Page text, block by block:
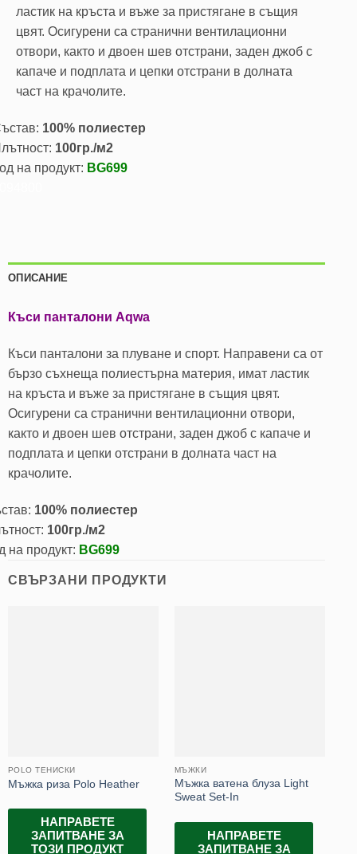
ластик на кръста и въже за пристягане в същия
цвят. Осигурени са странични вентилационни
отвори, както и двоен шев отстрани, заден джоб с
капаче и подплата и цепки отстрани в долната
част на крачолите.
100% полиестер
100гр./м2
на продукт: BG699
ОПИСАНИЕ
Къси панталони Aqwa
Къси панталони за плуване и спорт. Направени са от
бързо съхнеща полиестърна материя, имат ластик
на кръста и въже за пристягане в същия цвят.
Осигурени са странични вентилационни отвори,
както и двоен шев отстрани, заден джоб с капаче и
подплата и цепки отстрани в долната част на
крачолите.
100% полиестер
100гр./м2
на продукт: BG699
СВЪРЗАНИ ПРОДУКТИ
POLO ТЕНИСКИ
Мъжка риза Polo Heather
НАПРАВЕТЕ
ЗАПИТВАНЕ ЗА
ТОЗИ ПРОДУКТ
МЪЖКИ
Мъжка ватена блуза Light
Sweat Set-In
НАПРАВЕТЕ
ЗАПИТВАНЕ ЗА